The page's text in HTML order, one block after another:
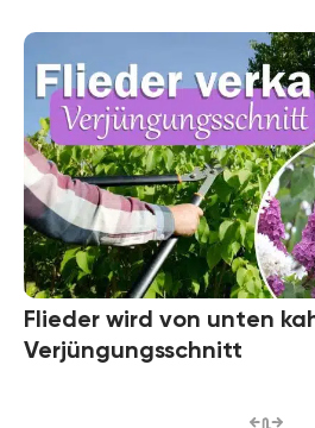
Flieder wird von unten
Verjüngungsschnitt